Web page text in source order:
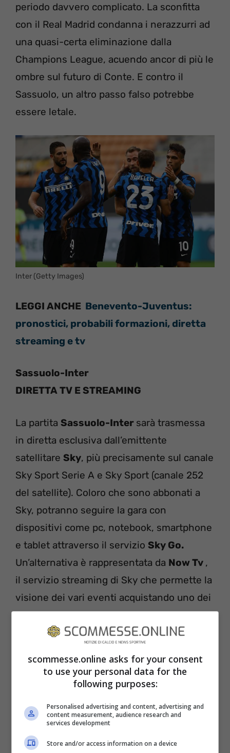
periodo davvero complicato. La sconfitta
con il Real Madrid condanna i nerazzurri ad
una quasi-certa eliminazione dalla
Champions League, acuendo ancor di più le
ombre sul futuro di Conte. E contro il
Sassuolo, un altro passo falso potrebbe
essere letale.
Inter (Getty Images)
LEGGI ANCHE Benevento-Juventus:
pronostici, probabili formazioni, diretta
streaming e tv
Sassuolo-Inter
DIRETTA TV E STREAMING
La partita Sassuolo-Inter sarà trasmessa
in diretta esclusiva dall’emittente
satellitare Sky, più precisamente sul canale
Sky Sport Serie A e Sky Sport (canale 252
del satellite). Coloro che sono abbonati a
Sky, potranno seguire la gara con
dispositivi come pc, notebook, smartphone
e tablet attraverso il servizio Sky Go.
Un’alternativa è rappresentata da Now Tv ,
il servizio streaming di Sky che permette la
visione dei vari eventi acquistando uno dei
pacchetti proposti.
Sassuolo-Inter
METEO E CONDIZIONI DEL CAMPO
preannunciano buone: 15 gradi, cielo
scommesse.online asks for your consent
to use your personal data for the
following purposes:
Personalised advertising and content, advertising and
content measurement, audience research and
services development
Store and/or access information on a device